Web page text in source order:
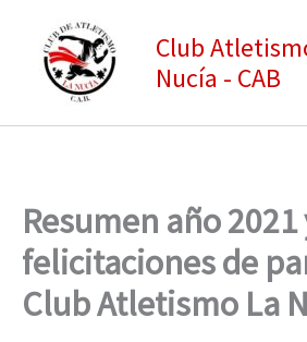
contenido
Club
Nucía - CAB
Resumen año 2021
felicitaciones de
Club Atletismo La